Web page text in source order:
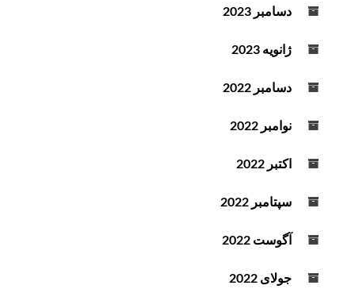
دسامبر 2023
ژانویه 2023
دسامبر 2022
نوامبر 2022
اکتبر 2022
سپتامبر 2022
آگوست 2022
جولای 2022